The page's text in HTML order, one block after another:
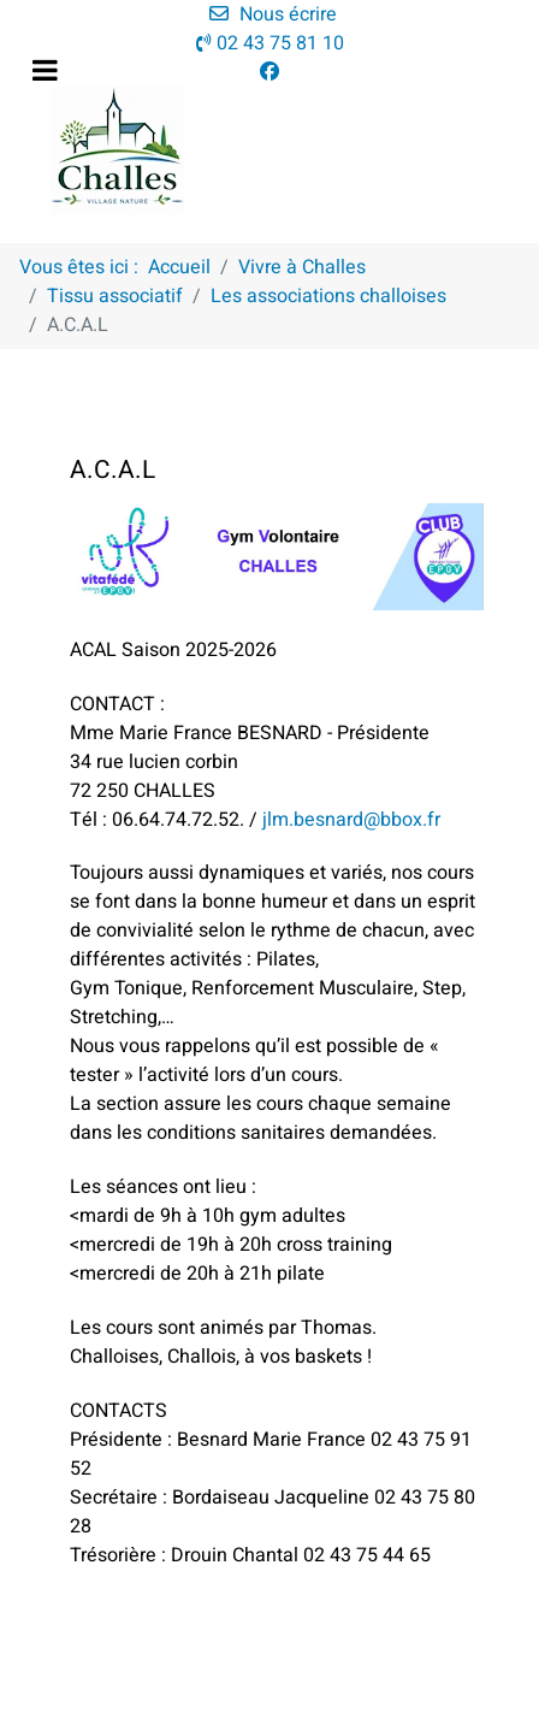
Nous écrire
02 43 75 81 10
Vous êtes ici : Accueil
Vivre à Challes
Tissu associatif
Les associations challoises
A.C.A.L
A.C.A.L
ACAL Saison 2025-2026
CONTACT :
Mme Marie France BESNARD - Présidente
34 rue lucien corbin
72 250 CHALLES
Tél : 06.64.74.72.52. / jlm.besnard@bbox.fr
Toujours aussi dynamiques et variés, nos cours
se font dans la bonne humeur et dans un esprit
de convivialité selon le rythme de chacun, avec
différentes activités : Pilates,
Gym Tonique, Renforcement Musculaire, Step,
Stretching,…
Nous vous rappelons qu’il est possible de «
tester » l’activité lors d’un cours.
La section assure les cours chaque semaine
dans les conditions sanitaires demandées.
Les séances ont lieu :
<mardi de 9h à 10h gym adultes
<mercredi de 19h à 20h cross training
<mercredi de 20h à 21h pilate
Les cours sont animés par Thomas.
Challoises, Challois, à vos baskets !
CONTACTS
Présidente : Besnard Marie France 02 43 75 91
52
Secrétaire : Bordaiseau Jacqueline 02 43 75 80
28
Trésorière : Drouin Chantal 02 43 75 44 65